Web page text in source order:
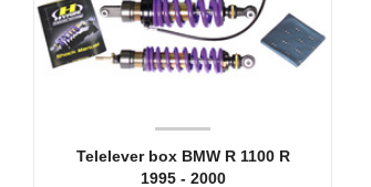
Telelever box BMW R 1100 R
1995 - 2000